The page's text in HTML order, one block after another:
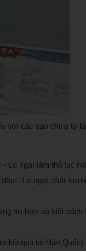
với các bạn chưa tự
Lo ngại làm thủ tục
- Lo ngại chất
tin hơn và biết cách
kết quả tại Hàn Quốc)